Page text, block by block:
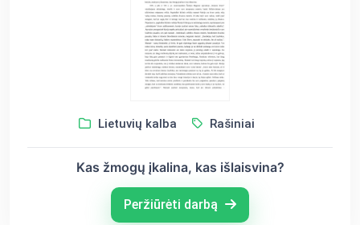
Lietuvių kalba Rašiniai
Kas žmogų įkalina, kas išlaisvina?
Peržiūrėti darbą